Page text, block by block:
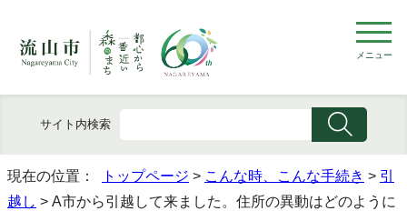
メニュー
サイト内検索
現在の位置： トップページ > こんな時、こんな手続き > 引
越し > A市から引越して来ました。住所の異動はどのように